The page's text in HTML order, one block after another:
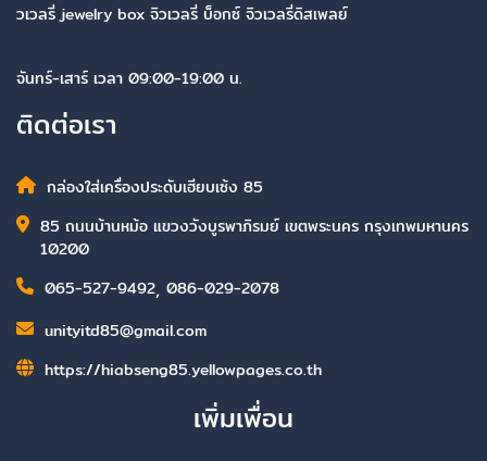
วเวลรี่ jewelry box จิวเวลรี่ บ็อกซ์ จิวเวลรี่ดิสเพลย์
จันทร์-เสาร์ เวลา 09:00-19:00 น.
ติดต่อเรา
กล่องใส่เครื่องประดับเฮียบเซ้ง 85
85 ถนนบ้านหม้อ แขวงวังบูรพาภิรมย์ เขตพระนคร กรุงเทพมหานคร
10200
065-527-9492, 086-029-2078
unityitd85@gmail.com
https://hiabseng85.yellowpages.co.th
เพิ่มเพื่อน